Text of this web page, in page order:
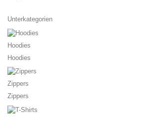
Unterkategorien
Hoodies
Hoodies
Zippers
Zippers